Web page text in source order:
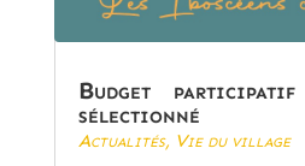
Budget
sélectionné
Actualités, Vie du village